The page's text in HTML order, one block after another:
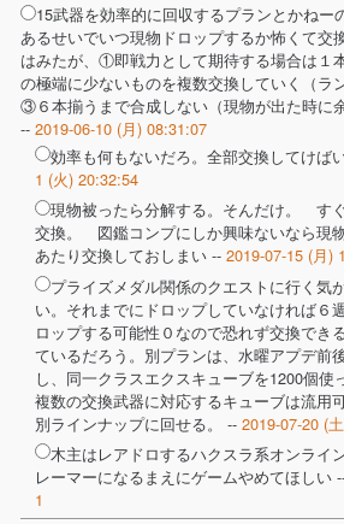
15武器を効率的に回収するプランとかねー
あるせいでいつ現物ドロップするか怖くて交
はみたが、①即戦力として期待する場合は
の極端に少ないものを複数交換していく（ラ
③６本揃うまで合成しない（現物が出た時に
-- 2019-06-10 (月) 08:31:07
効率も何もないだろ。全部交換してけば
1 (火) 20:32:54
現物被ったら分解する。そんだけ。 す
交換。 図鑑コンプにしか興味ないなら現
あたり交換しておしまい -- 2019-07-15 (月)
プライズメダル関係のクエストに行く気
い。それまでにドロップしていなければ６
ロップする可能性０なので恐れず交換でき
ているだろう。別プランは、水曜アプデ前
し、同一クラスエクスキューブを1200個使
複数の交換武器に対応するキューブは流用
別ラインナップに回せる。 -- 2019-07-20 (
木主はレアドロするハクスラ系オンライ
レーマーになるまえにゲームやめてほしい
1